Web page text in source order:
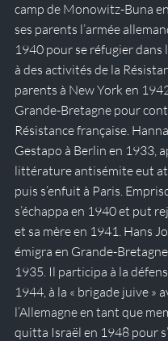
camp de Monowitz-Buna
ses parents l’armée
1940 pour se réfugier dans
à des activités de la
parents à New York en
Grande-Bretagne pour
Résistance française.
Gestapo à Berlin en 1933,
littérature antisémite eut
puis s’enfuit à Paris.
s’échappa en 1940 et put
et sa mère en 1941. Hans
émigra en Grande-
1935. Il participa à la
1944, à la « brigade juive »
l’Allemagne en tant que
quitta Israël en 1948 pour